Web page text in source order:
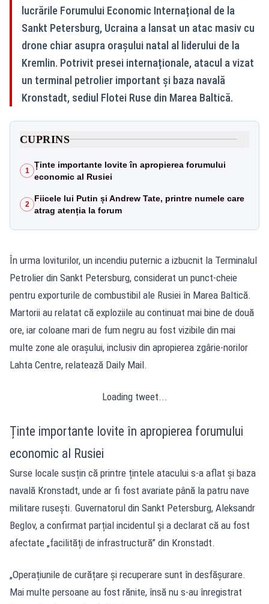
lucrările Forumului Economic Internațional de la
Sankt Petersburg, Ucraina a lansat un atac masiv cu
drone chiar asupra orașului natal al liderului de la
Kremlin. Potrivit presei internaționale, atacul a vizat
un terminal petrolier important și baza navală
Kronstadt, sediul Flotei Ruse din Marea Baltică.
CUPRINS
1
Ținte importante lovite în apropierea forumului
economic al Rusiei
2
Fiicele lui Putin și Andrew Tate, printre numele care
atrag atenția la forum
În urma loviturilor, un incendiu puternic a izbucnit la Terminalul
Petrolier din Sankt Petersburg, considerat un punct-cheie
pentru exporturile de combustibil ale Rusiei în Marea Baltică.
Martorii au relatat că exploziile au continuat mai bine de două
ore, iar coloane mari de fum negru au fost vizibile din mai
multe zone ale orașului, inclusiv din apropierea zgârie-norilor
Lahta Centre, relatează Daily Mail.
Loading tweet...
Ținte importante lovite în apropierea forumului
economic al Rusiei
Surse locale susțin că printre țintele atacului s-a aflat și baza
navală Kronstadt, unde ar fi fost avariate până la patru nave
militare rusești. Guvernatorul din Sankt Petersburg, Aleksandr
Beglov, a confirmat parțial incidentul și a declarat că au fost
afectate „facilități de infrastructură” din Kronstadt.
„Operațiunile de curățare și recuperare sunt în desfășurare.
Mai multe persoane au fost rănite, însă nu s-au înregistrat